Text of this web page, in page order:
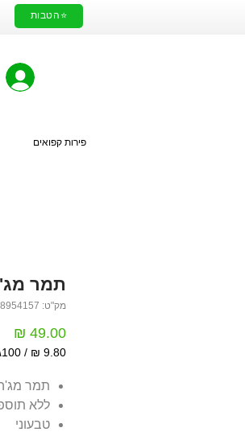
⭐הטבות
פירות קפואים
תמר
מק"ט: 7290018954157
/ 100גרם
לכל
Grams
תמר
ללא
טבעוני